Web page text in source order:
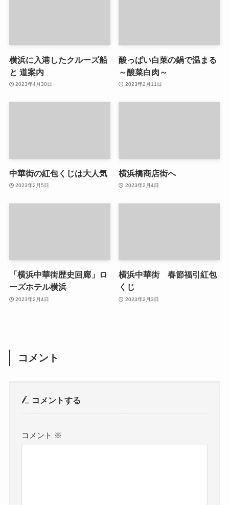
横浜に入港したクルーズ船
と 道案内
2023年4月30日
酸っぱい白菜の鍋で温まる
～酸菜白肉～
2023年2月11日
中華街の紅包くじは大人気
2023年2月5日
横浜橋商店街へ
2023年2月4日
「横浜中華街歴史回廊」ロ
ーズホテル横浜
2023年2月4日
横浜中華街 春節福引紅包
くじ
2023年2月3日
コメント
コメントする
コメント ※